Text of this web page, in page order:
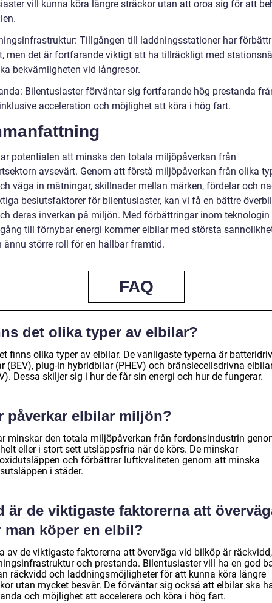
vill kunna köra längre sträckor utan att oroa sig för att
Tillgången till laddningsstationer har
men det är fortfarande viktigt att ha tillräckligt med
bekvämligheten vid långresor.
Bilentusiaster förväntar sig fortfarande hög prestanda
acceleration och möjlighet att köra i hög fart.
potentialen att minska den totala miljöpåverkan från
avsevärt. Genom att förstå miljöpåverkan från olika
väga in mätningar, skillnader mellan märken, fördelar och
beslutsfaktorer för bilentusiaster, kan vi få en bättre
deras inverkan på miljön. Med förbättringar inom teknologin
till förnybar energi kommer elbilar med största
ännu större roll för en hållbar framtid.
FAQ
det olika typer av elbilar?
finns olika typer av elbilar. De vanligaste typerna är
(BEV), plug-in hybridbilar (PHEV) och bränslecellsdrivna
Dessa skiljer sig i hur de får sin energi och hur de fungerar.
påverkar elbilar miljön?
minskar den totala miljöpåverkan från fordonsindustrin
eller i stort sett utsläppsfria när de körs. De minskar
och förbättrar luftkvaliteten genom att minska
i städer.
är de viktigaste faktorerna att
man köper en elbil?
av de viktigaste faktorerna att överväga vid bilköp är räckvidd,
och prestanda. Bilentusiaster vill ha en god
räckvidd och laddningsmöjligheter för att kunna köra längre
utan mycket besvär. De förväntar sig också att elbilar ska
och möjlighet att accelerera och köra i hög fart.